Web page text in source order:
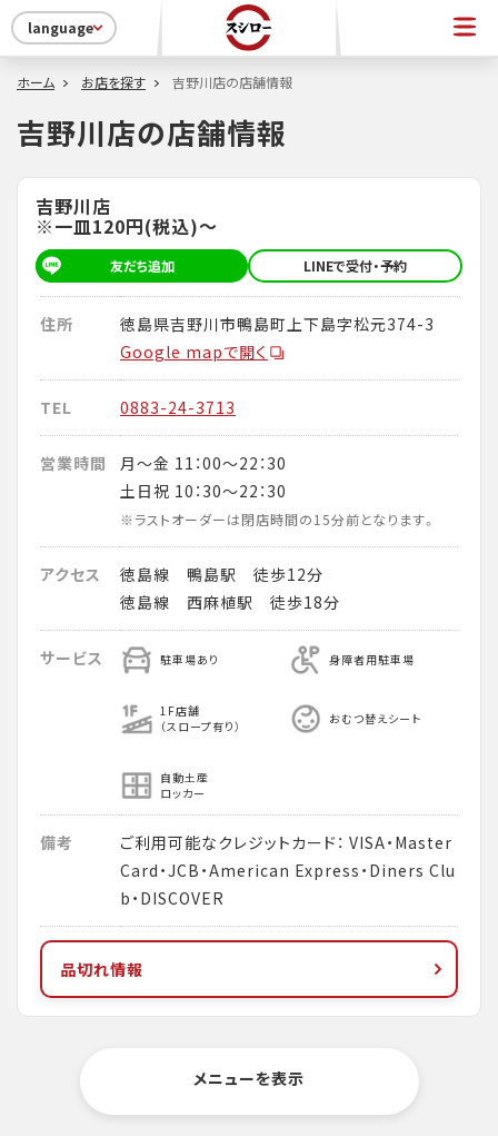
language
ホーム お店を探す 吉野川店の店舗情報
吉野川店の店舗情報
吉野川店
※一皿120円(税込)～
友だち追加 LINEで受付・予約
住所
徳島県吉野川市鴨島町上下島字松元374-3
Google mapで開く
TEL 0883-24-3713
営業時間
月～金 11：00～22：30
土日祝 10：30～22：30
※ラストオーダーは閉店時間の15分前となります。
アクセス
徳島線 鴨島駅 徒歩12分
徳島線 西麻植駅 徒歩18分
サービス 駐車場あり 身障者用駐車場
1F店舗
（スロープ有り）
おむつ替えシート
自動土産
ロッカー
備考
ご利用可能なクレジットカード： VISA・Master
Card・JCB・American Express・Diners Clu
b・DISCOVER
品切れ情報
メニューを表示